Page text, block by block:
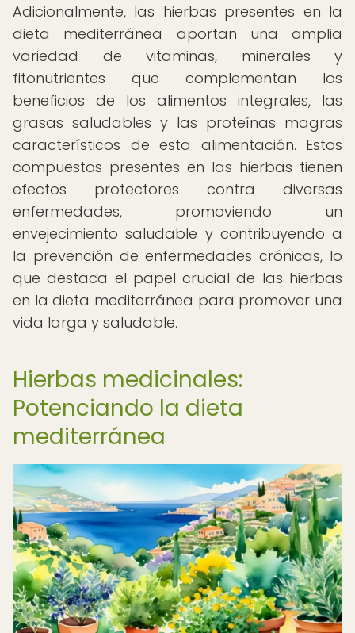
Adicionalmente, las hierbas presentes en la
dieta mediterránea aportan una amplia
variedad de vitaminas, minerales y
fitonutrientes que complementan los
beneficios de los alimentos integrales, las
grasas saludables y las proteínas magras
característicos de esta alimentación. Estos
compuestos presentes en las hierbas tienen
efectos protectores contra diversas
enfermedades, promoviendo un
envejecimiento saludable y contribuyendo a
la prevención de enfermedades crónicas, lo
que destaca el papel crucial de las hierbas
en la dieta mediterránea para promover una
vida larga y saludable.
Hierbas medicinales:
Potenciando la dieta
mediterránea